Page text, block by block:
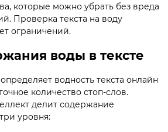
которые можно убрать без вреда
Проверка текста на воду
ограничений.
воды в тексте
водность текста онлайн
количество стоп-слов.
делит содержание
уровня: